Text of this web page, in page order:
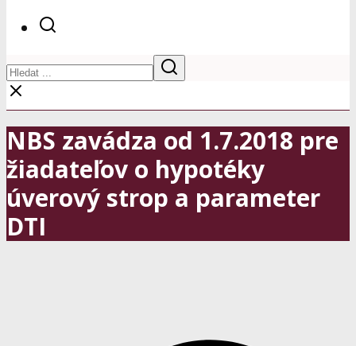
NBS zavádza od 1.7.2018 pre
žiadateľov o hypotéky
úverový strop a parameter
DTI